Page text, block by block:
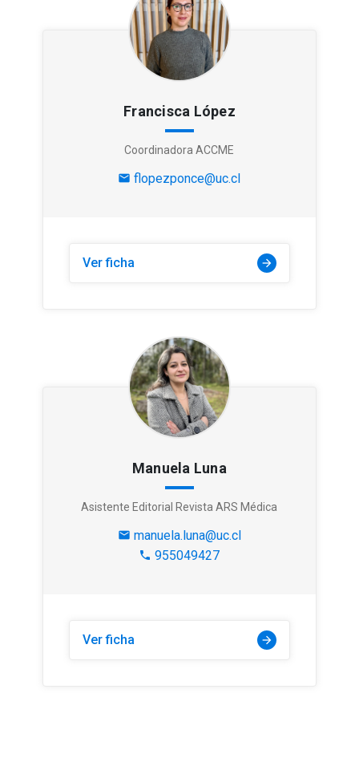
Francisca López
Coordinadora ACCME
mail flopezponce@uc.cl
Ver ficha arrow_forward
Manuela Luna
Asistente Editorial Revista ARS Médica
mail manuela.luna@uc.cl
phone 955049427
Ver ficha arrow_forward